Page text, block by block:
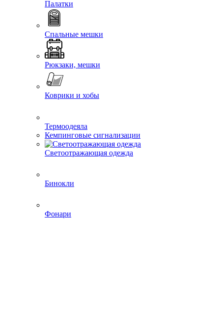
Палатки
Спальные мешки
Рюкзаки, мешки
Коврики и хобы
Термоодеяла
Кемпинговые сигнализации
Светоотражающая одежда
Бинокли
Фонари